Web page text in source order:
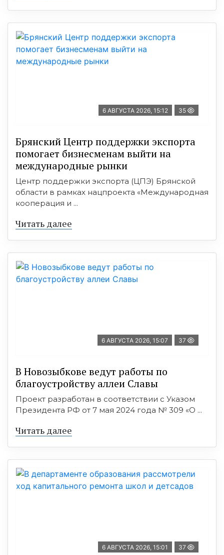
6 АВГУСТА 2026, 15:12 35
Брянский Центр поддержки экспорта
помогает бизнесменам выйти на
международные рынки
Центр поддержки экспорта (ЦПЭ) Брянской
области в рамках нацпроекта «Международная
кооперация и ...
Читать далее
6 АВГУСТА 2026, 15:07 37
В Новозыбкове ведут работы по
благоустройству аллеи Славы
Проект разработан в соответствии с Указом
Президента РФ от 7 мая 2024 года № 309 «О ...
Читать далее
6 АВГУСТА 2026, 15:01 37